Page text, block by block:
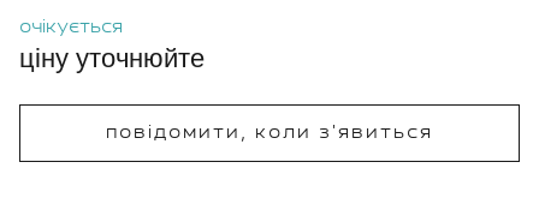
очікується
ціну уточнюйте
повідомити, коли з'явиться